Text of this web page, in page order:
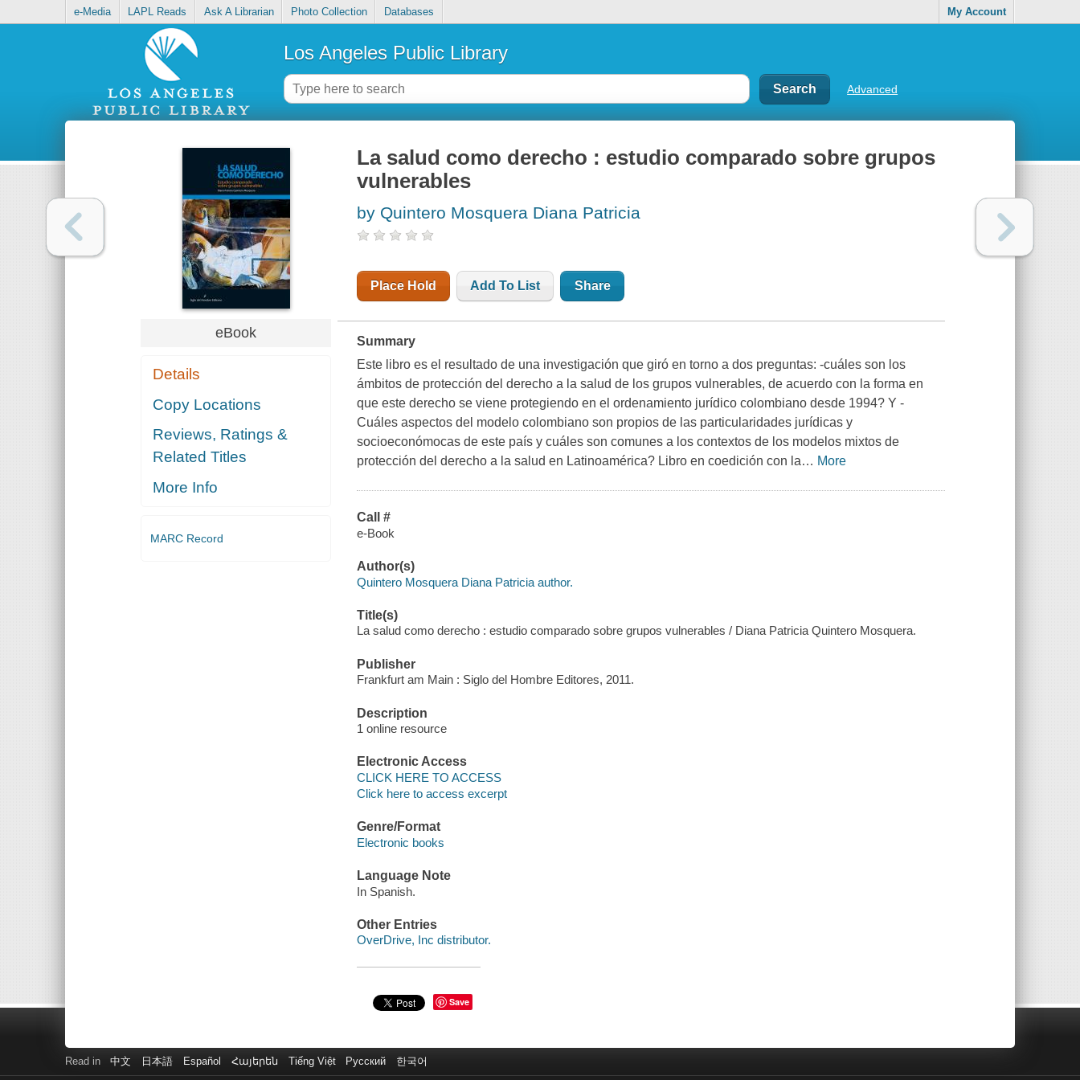
e-Media LAPL Reads Ask A Librarian Photo Collection Databases My Account
Los Angeles Public Library
Advanced
eBook
Details
Copy Locations
Reviews, Ratings &
Related Titles
More Info
MARC Record
La salud como derecho : estudio comparado sobre grupos
vulnerables
by Quintero Mosquera Diana Patricia
Place Hold Add To List Share
Summary
Este libro es el resultado de una investigación que giró en torno a dos preguntas: -cuáles son los
ámbitos de protección del derecho a la salud de los grupos vulnerables, de acuerdo con la forma en
que este derecho se viene protegiendo en el ordenamiento jurídico colombiano desde 1994? Y -
Cuáles aspectos del modelo colombiano son propios de las particularidades jurídicas y
socioeconómocas de este país y cuáles son comunes a los contextos de los modelos mixtos de
protección del derecho a la salud en Latinoamérica? Libro en coedición con la… More
Call #
e-Book
Author(s)
Quintero Mosquera Diana Patricia author.
Title(s)
La salud como derecho : estudio comparado sobre grupos vulnerables / Diana Patricia Quintero Mosquera.
Publisher
Frankfurt am Main : Siglo del Hombre Editores, 2011.
Description
1 online resource
Electronic Access
CLICK HERE TO ACCESS
Click here to access excerpt
Genre/Format
Electronic books
Language Note
In Spanish.
Other Entries
OverDrive, Inc distributor.
Save
Read in 中文 日本語 Español Հայերեն Tiếng Việt Русский 한국어